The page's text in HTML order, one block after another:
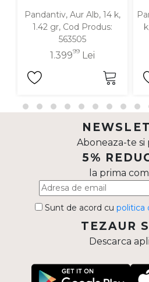
Pandantiv, Aur Alb, 14 k,
1.42 gr, Cod Produs:
563505
1.39999Lei
Aboneaza-te si
5%
la prima
Sunt de acord cu politica
TEZAUR
Descarca